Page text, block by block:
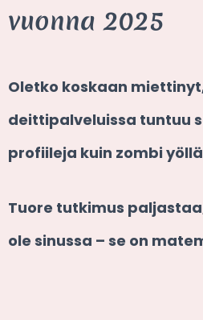
vuonna 2025
Oletko koskaan
deittipalveluissa tuntuu
profiileja kuin zombi
Tuore tutkimus
ole sinussa – se on